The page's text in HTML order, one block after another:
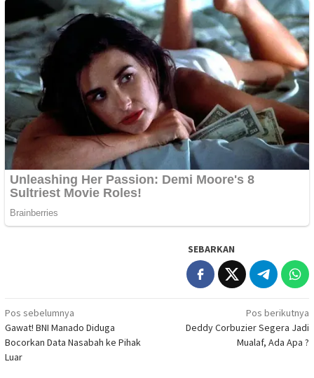
SEBARKAN
Navigasi
pos
Pos sebelumnya
Gawat! BNI Manado Diduga
Bocorkan Data Nasabah ke Pihak
Luar
Pos berikutnya
Deddy Corbuzier Segera Jadi
Mualaf, Ada Apa ?